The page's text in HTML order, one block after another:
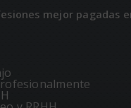
mejor pagadas